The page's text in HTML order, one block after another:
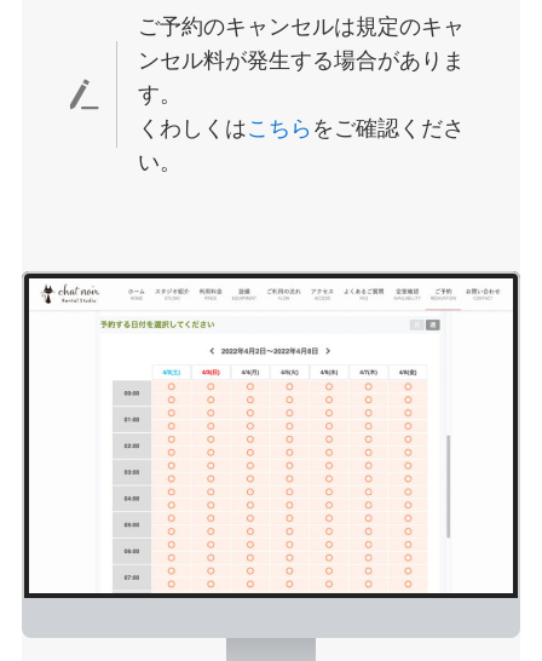
ご予約のキャンセルは規定のキャ
ンセル料が発生する場合がありま
す。
くわしくはこちら をご確認くださ
い。